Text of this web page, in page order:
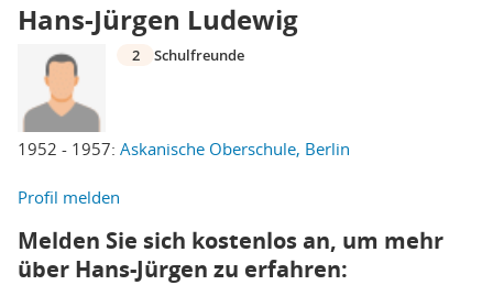
Hans-Jürgen Ludewig
1952 - 1957: Askanische Oberschule, Berlin
2 Schulfreunde
Profil melden
Melden Sie sich kostenlos an, um mehr
über Hans-Jürgen zu erfahren: